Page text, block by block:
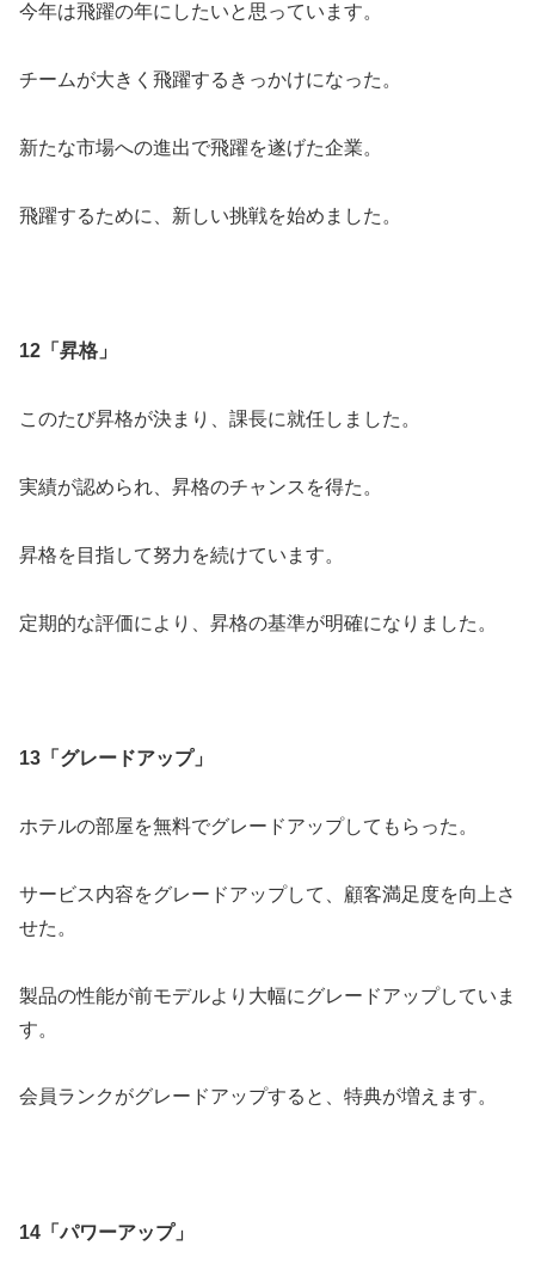
今年は飛躍の年にしたいと思っています。
チームが大きく飛躍するきっかけになった。
新たな市場への進出で飛躍を遂げた企業。
飛躍するために、新しい挑戦を始めました。
12「昇格」
このたび昇格が決まり、課長に就任しました。
実績が認められ、昇格のチャンスを得た。
昇格を目指して努力を続けています。
定期的な評価により、昇格の基準が明確になりました。
13「グレードアップ」
ホテルの部屋を無料でグレードアップしてもらった。
サービス内容をグレードアップして、顧客満足度を向上さ
せた。
製品の性能が前モデルより大幅にグレードアップしていま
す。
会員ランクがグレードアップすると、特典が増えます。
14「パワーアップ」